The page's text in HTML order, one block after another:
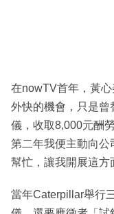
在nowTV首年，黃
外快的機會，只是曾
儀，收取8,000元酬
第二年我便主動向公
幫忙，讓我開展這方
當年Caterpillar舉行